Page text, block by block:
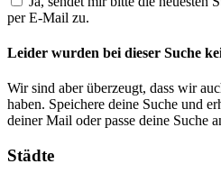
per E-Mail zu.
Leider wurden bei dieser Suche
Wir sind aber überzeugt, dass wir
haben. Speichere deine Suche und
deiner Mail oder passe deine Suche
Städte